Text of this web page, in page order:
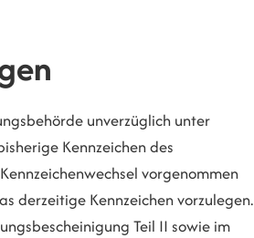
unverzüglich unter
Kennzeichen des
vorgenommen
derzeitige Kennzeichen vorzulegen.
Teil II sowie im